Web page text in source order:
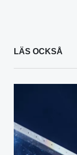
LÄS OCKSÅ